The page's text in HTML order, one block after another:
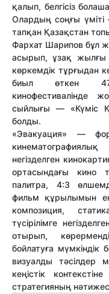
қалып, белгісіз
Олардың соңғы үміті
тапқан Қазақстан
Фархат Шарипов бұл
асырып, ұзақ жылғы
көркемдік тұрғыдан
биыл өткен
кинофестивалінде
сыйлығы — «Күміс
болды.
«Эвакуация» —
негізделген
ортасындағы кино
палитра, 4:3
фильм құрылымын
композиция,
түсірілімге
отырып,
бойлатуға мүмкіндік
визуалды
кеңістік
стратегияның